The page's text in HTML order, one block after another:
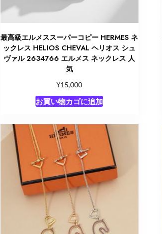
最高級エルメススーパーコピー HERMES ネ
ックレス HELIOS CHEVAL ヘリオス シュ
ヴァル 2634766 エルメス ネックレス 人
気
¥15,000
お買い物カゴに追加